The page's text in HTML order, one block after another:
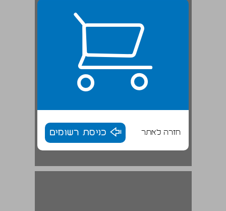
חזרה לאתר כניסת רשומים